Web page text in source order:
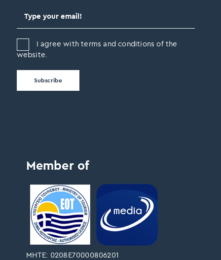
I agree with terms and conditions of the
website.
Member of
ΜΗΤΕ: 0208Ε70000806201